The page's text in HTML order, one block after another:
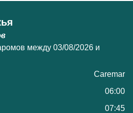
между 03/08/2026 и
Caremar
06:00
07:45